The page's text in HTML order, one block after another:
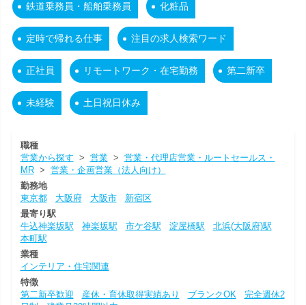
鉄道乗務員・船舶乗務員 化粧品
定時で帰れる仕事 注目の求人検索ワード
正社員 リモートワーク・在宅勤務 第二新卒
未経験 土日祝日休み
職種
営業から探す > 営業> 営業・代理店営業・ルートセールス・
MR> 営業・企画営業（法人向け）
勤務地
東京都
大阪府 大阪市
新宿区
最寄り駅
牛込神楽坂駅
神楽坂駅 市ケ谷駅 淀屋橋駅
北浜(大阪府)駅
本町駅
業種
インテリア・住宅関連
特徴
第二新卒歓迎
産休・育休取得実績あり ブランクOK
完全週休2